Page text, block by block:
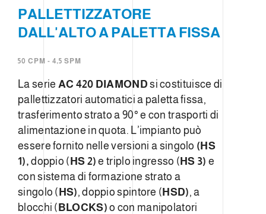
PALLETTIZZATORE
DALL'ALTO A PALETTA FISSA
50 CPM - 4,5 SPM
La serie AC 420 DIAMOND si costituisce di
pallettizzatori automatici a paletta fissa,
trasferimento strato a 90° e con trasporti di
alimentazione in quota. L’impianto può
essere fornito nelle versioni a singolo (HS
1), doppio (HS 2) e triplo ingresso (HS 3) e
con sistema di formazione strato a
singolo (HS), doppio spintore (HSD), a
blocchi (BLOCKS) o con manipolatori